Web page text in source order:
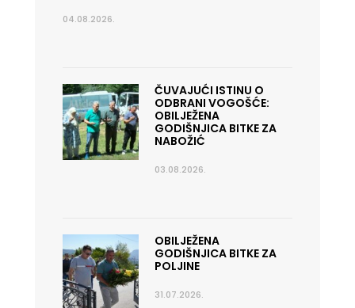
04.08.2026.
ČUVAJUĆI ISTINU O
ODBRANI VOGOŠĆE:
OBILJEŽENA
GODIŠNJICA BITKE ZA
NABOŽIĆ
03.08.2026.
OBILJEŽENA
GODIŠNJICA BITKE ZA
POLJINE
31.07.2026.